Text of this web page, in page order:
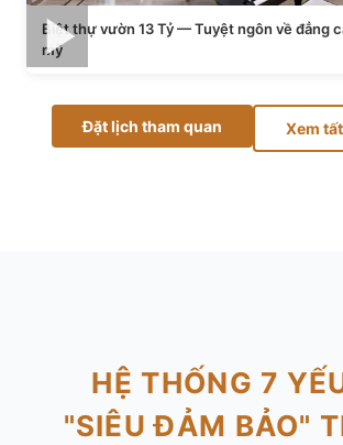
Biệt thự vườn 13 Tỷ — Tuyệt ngôn về đẳng
mỹ
Đặt lịch tham quan Xem
HỆ THỐNG 7
"SIÊU ĐẢM BẢO"